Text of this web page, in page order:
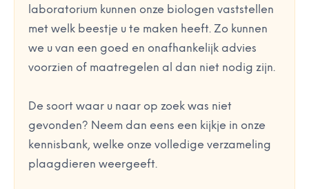
laboratorium kunnen onze biologen vaststellen
met welk beestje u te maken heeft. Zo kunnen
we u van een goed en onafhankelijk advies
voorzien of maatregelen al dan niet nodig zijn.
De soort waar u naar op zoek was niet
gevonden? Neem dan eens een kijkje in onze
kennisbank, welke onze volledige verzameling
plaagdieren weergeeft.